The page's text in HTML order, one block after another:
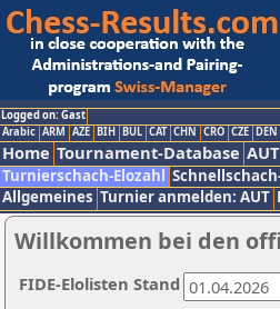
Logged on: Gast
Arabic ARM AZE BIH BUL CAT CHN CRO CZE DEN
Home Tournament-Database
Turnierschach-Elozahl
Allgemeines Turnier anmelden: AUT
Willkommen bei den
FIDE-Elolisten Stand